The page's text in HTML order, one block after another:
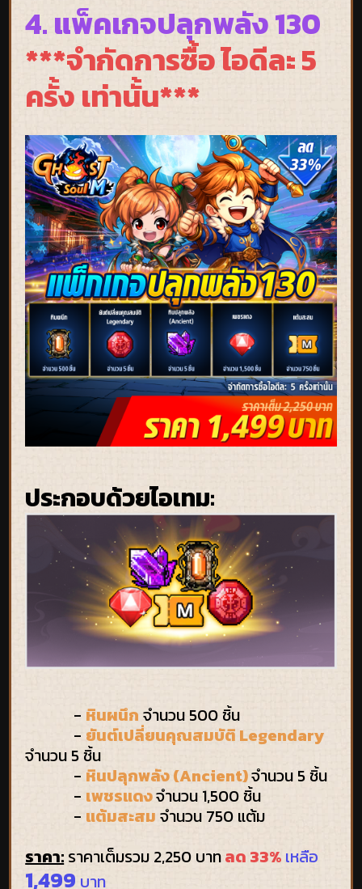
4. แพ็คเกจปลุกพลัง 130
***จำกัดการซื้อ ไอดีละ 5
ครั้ง เท่านั้น***
ประกอบด้วยไอเทม:
- หินผนึก จำนวน 500 ชิ้น
- ยันต์เปลี่ยนคุณสมบัติ Legendary
จำนวน 5 ชิ้น
- หินปลุกพลัง (Ancient)จำนวน 5 ชิ้น
- เพชรแดงจำนวน 1,500 ชิ้น
- แต้มสะสม จำนวน 750 แต้ม
ราคา: ราคาเต็มรวม 2,250 บาทลด 33% เหลือ
1,499 บาท